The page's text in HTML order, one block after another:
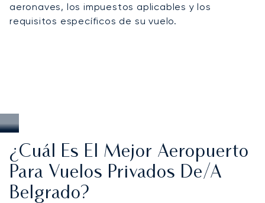
deportivos internacionales, garantizando un
acceso puntual incluso con los horarios más
aeronaves, los impuestos aplicables y los
requisitos específicos de su vuelo.
¿Cuál Es El Mejor Aeropuerto
Para Vuelos Privados De/a
Belgrado?